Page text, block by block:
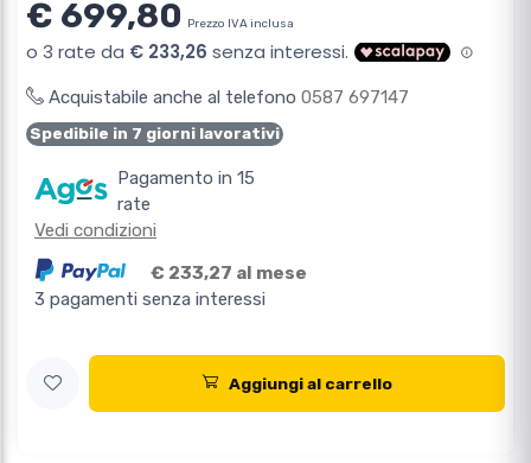
€ 699,80 Prezzo IVA inclusa
Acquistabile anche al telefono 0587 697147
Spedibile in 7 giorni lavorativi
Pagamento in 15
rate
Vedi condizioni
€ 233,27 al mese
3 pagamenti senza interessi
Aggiungi al carrello